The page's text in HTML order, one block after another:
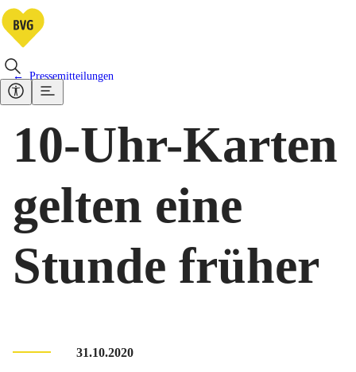
Pressemitteilungen
10-Uhr-Karten
gelten eine
Stunde früher
31.10.2020